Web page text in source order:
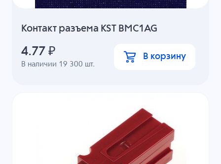
Контакт разъема KST BMC1AG
В наличии 19 300 шт.
4.77 ₽ В корзину